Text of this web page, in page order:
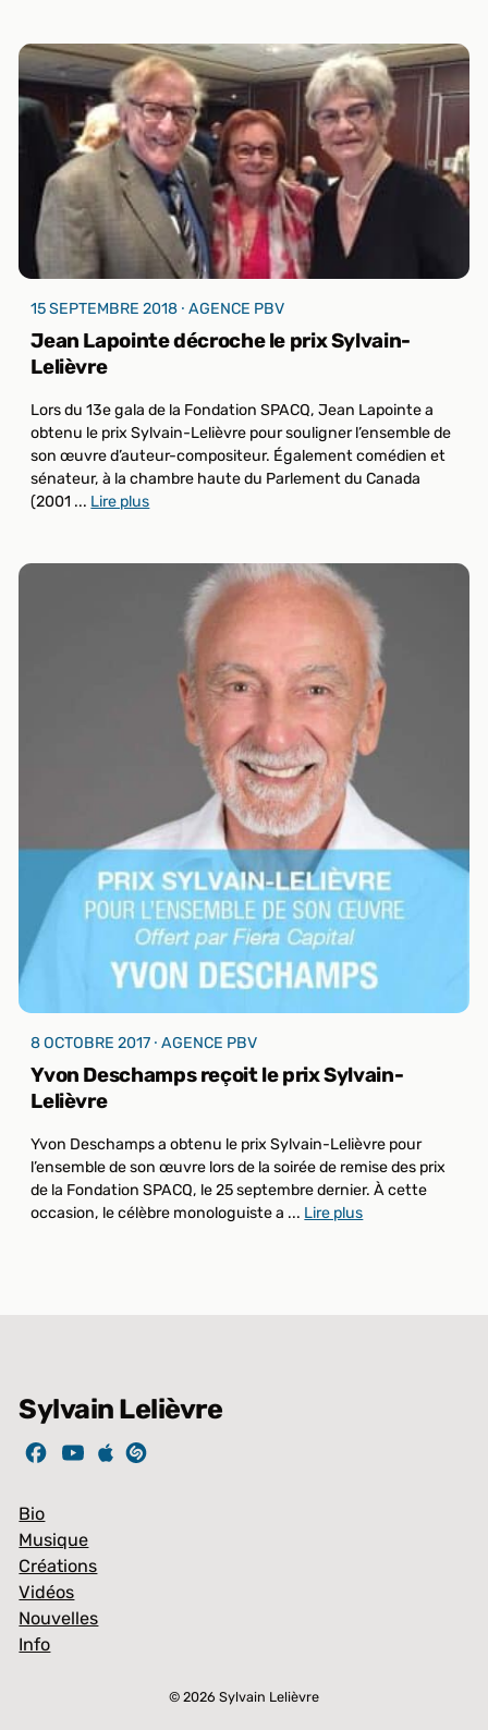
Jean Lapointe décroche le prix Sylvain-
Lelièvre
15 SEPTEMBRE 2018 ⸱ AGENCE PBV
Lors du 13e gala de la Fondation SPACQ, Jean Lapointe a
obtenu le prix Sylvain-Lelièvre pour souligner l’ensemble de
son œuvre d’auteur-compositeur. Également comédien et
sénateur, à la chambre haute du Parlement du Canada
(2001 ... Lire plus
Yvon Deschamps reçoit le prix Sylvain-
Lelièvre
8 OCTOBRE 2017 ⸱ AGENCE PBV
Yvon Deschamps a obtenu le prix Sylvain-Lelièvre pour
l’ensemble de son œuvre lors de la soirée de remise des prix
de la Fondation SPACQ, le 25 septembre dernier. À cette
occasion, le célèbre monologuiste a ... Lire plus
Sylvain Lelièvre
Bio
Musique
Créations
Vidéos
Nouvelles
Info
© 2026 Sylvain Lelièvre
Article ajouté au panier